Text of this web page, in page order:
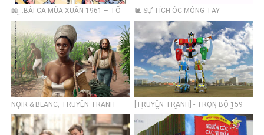
📖...BÀI CA MÙA XUÂN 1961 – TỐ
HỮU
🐌 SỰ TÍCH ÓC MÓNG TAY
NOIR & BLANC, TRUYỆN TRANH
CỦA JOSEPH KENDY
[TRUYỆN TRANH] - TRỌN BỘ 159
TẬP DŨNG SĨ HESMAN BẢN CŨ